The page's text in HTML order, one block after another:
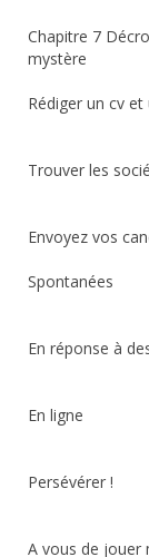
Chapitre 7
Rédiger un
Trouver les
Envoyez vos
En
A vous